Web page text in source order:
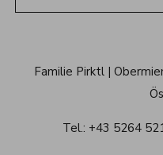
Schwarz
Familie Pirktl
Tel.: +43 5264